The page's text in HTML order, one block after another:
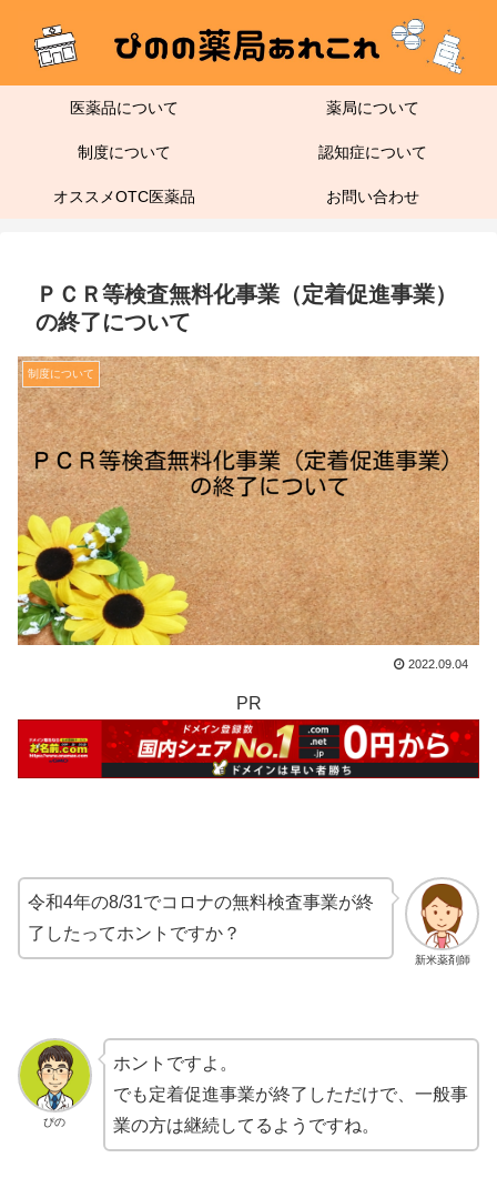
医薬品について 薬局について
制度について 認知症について
オススメOTC医薬品 お問い合わせ
ＰＣＲ等検査無料化事業（定着促進事業）
の終了について
制度について
2022.09.04
PR
新米薬剤師
令和4年の8/31でコロナの無料検査事業が終
了したってホントですか？
ぴの
ホントですよ。
でも定着促進事業が終了しただけで、一般事
業の方は継続してるようですね。